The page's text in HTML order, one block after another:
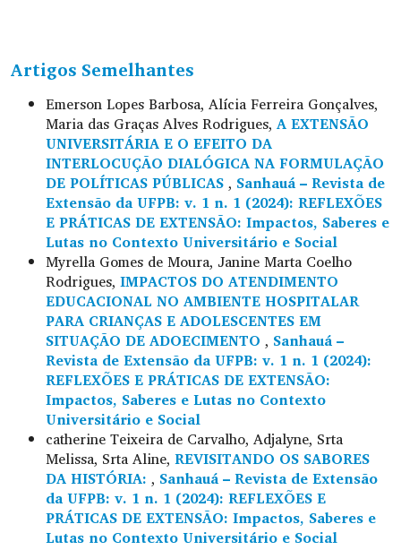
Artigos Semelhantes
Emerson Lopes Barbosa, Alícia Ferreira Gonçalves,
Maria das Graças Alves Rodrigues,A EXTENSÃO
UNIVERSITÁRIA E O EFEITO DA
INTERLOCUÇÃO DIALÓGICA NA FORMULAÇÃO
DE POLÍTICAS PÚBLICAS, Sanhauá – Revista de
Extensão da UFPB: v. 1 n. 1 (2024): REFLEXÕES
E PRÁTICAS DE EXTENSÃO: Impactos, Saberes e
Lutas no Contexto Universitário e Social
Myrella Gomes de Moura, Janine Marta Coelho
Rodrigues,IMPACTOS DO ATENDIMENTO
EDUCACIONAL NO AMBIENTE HOSPITALAR
PARA CRIANÇAS E ADOLESCENTES EM
SITUAÇÃO DE ADOECIMENTO, Sanhauá –
Revista de Extensão da UFPB: v. 1 n. 1 (2024):
REFLEXÕES E PRÁTICAS DE EXTENSÃO:
Impactos, Saberes e Lutas no Contexto
Universitário e Social
catherine Teixeira de Carvalho, Adjalyne, Srta
Melissa, Srta Aline,REVISITANDO OS SABORES
DA HISTÓRIA:, Sanhauá – Revista de Extensão
da UFPB: v. 1 n. 1 (2024): REFLEXÕES E
PRÁTICAS DE EXTENSÃO: Impactos, Saberes e
Lutas no Contexto Universitário e Social